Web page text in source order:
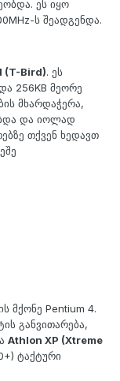
ეს იყო
ს შეადგენდა.
(T-Bird). ეს
256KB მეორე
მხარდაჭერა,
და იოლად
თქვენ ხედავთ
მქონე Pentium 4.
განვითარება,
Athlon XP (Xtreme
ტაქტური